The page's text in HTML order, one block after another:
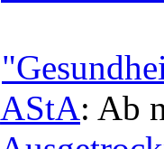
AStA: Ab